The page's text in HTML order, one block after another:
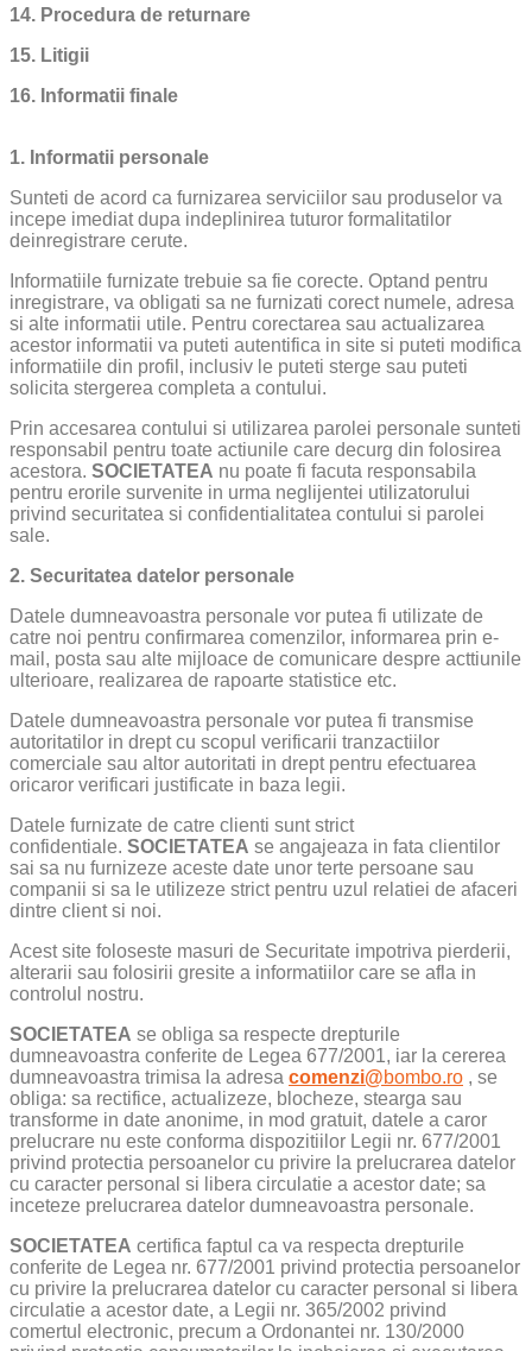
14. Procedura de returnare
15. Litigii
16. Informatii finale
1. Informatii personale
Sunteti de acord ca furnizarea serviciilor sau produselor va
incepe imediat dupa indeplinirea tuturor formalitatilor
deinregistrare cerute.
Informatiile furnizate trebuie sa fie corecte. Optand pentru
inregistrare, va obligati sa ne furnizati corect numele, adresa
si alte informatii utile. Pentru corectarea sau actualizarea
acestor informatii va puteti autentifica in site si puteti modifica
informatiile din profil, inclusiv le puteti sterge sau puteti
solicita stergerea completa a contului.
Prin accesarea contului si utilizarea parolei personale sunteti
responsabil pentru toate actiunile care decurg din folosirea
acestora. SOCIETATEA nu poate fi facuta responsabila
pentru erorile survenite in urma neglijentei utilizatorului
privind securitatea si confidentialitatea contului si parolei
sale.
2. Securitatea datelor personale
Datele dumneavoastra personale vor putea fi utilizate de
catre noi pentru confirmarea comenzilor, informarea prin e-
mail, posta sau alte mijloace de comunicare despre acttiunile
ulterioare, realizarea de rapoarte statistice etc.
Datele dumneavoastra personale vor putea fi transmise
autoritatilor in drept cu scopul verificarii tranzactiilor
comerciale sau altor autoritati in drept pentru efectuarea
oricaror verificari justificate in baza legii.
Datele furnizate de catre clienti sunt strict
confidentiale. SOCIETATEA se angajeaza in fata clientilor
sai sa nu furnizeze aceste date unor terte persoane sau
companii si sa le utilizeze strict pentru uzul relatiei de afaceri
dintre client si noi.
Acest site foloseste masuri de Securitate impotriva pierderii,
alterarii sau folosirii gresite a informatiilor care se afla in
controlul nostru.
SOCIETATEA se obliga sa respecte drepturile
dumneavoastra conferite de Legea 677/2001, iar la cererea
dumneavoastra trimisa la adresa comenzi@bombo.ro , se
obliga: sa rectifice, actualizeze, blocheze, stearga sau
transforme in date anonime, in mod gratuit, datele a caror
prelucrare nu este conforma dispozitiilor Legii nr. 677/2001
privind protectia persoanelor cu privire la prelucrarea datelor
cu caracter personal si libera circulatie a acestor date; sa
inceteze prelucrarea datelor dumneavoastra personale.
SOCIETATEA certifica faptul ca va respecta drepturile
conferite de Legea nr. 677/2001 privind protectia persoanelor
cu privire la prelucrarea datelor cu caracter personal si libera
circulatie a acestor date, a Legii nr. 365/2002 privind
comertul electronic, precum a Ordonantei nr. 130/2000